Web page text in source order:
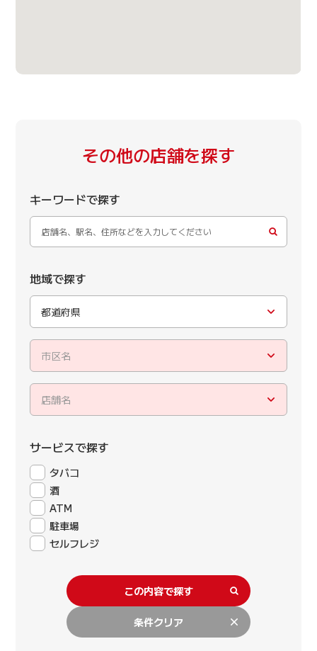
その他の店舗を探す
キーワードで探す
地域で探す
都道府県
市区名
店舗名
サービスで探す
タバコ
酒
ATM
駐車場
セルフレジ
この内容で探す
条件クリア